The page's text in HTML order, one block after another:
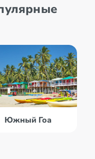
Южный Гоа